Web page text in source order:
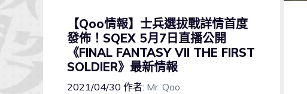
【Qoo情報】士兵選拔戰詳情首度
發佈！SQEX 5月7日直播公開
《FINAL FANTASY VII THE FIRST
SOLDIER》最新情報
2021/04/30 作者: Mr. Qoo